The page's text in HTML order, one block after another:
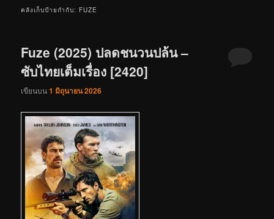
คลังเก็บป้ายกำกับ: FUZE
Fuze (2025) ปลดชนวนปล้น –
ซับไทยเต็มเรื่อง [2420]
เขียนบน1 มิถุนายน 2026